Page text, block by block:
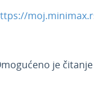
je